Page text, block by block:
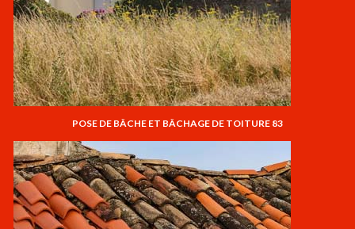
POSE DE BÂCHE ET BÂCHAGE DE TOITURE 83